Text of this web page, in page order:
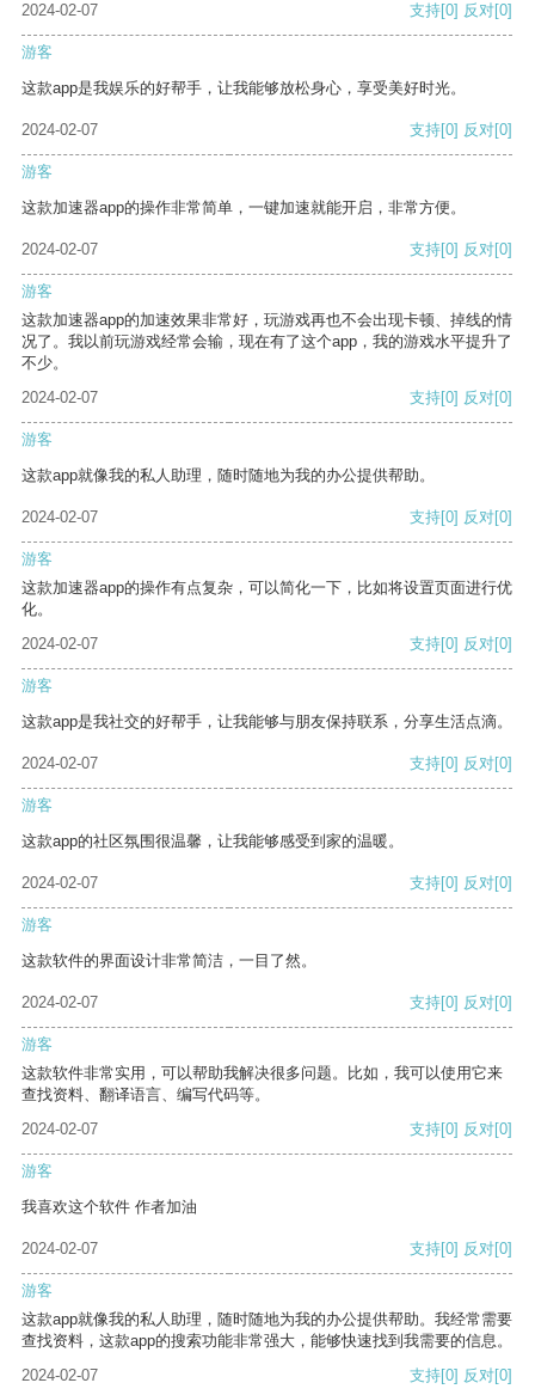
2024-02-07
支持[0] 反对[0]
游客
这款app是我娱乐的好帮手，让我能够放松身心，享受美好时光。
2024-02-07 支持[0] 反对[0]
游客
这款加速器app的操作非常简单，一键加速就能开启，非常方便。
2024-02-07 支持[0] 反对[0]
游客
这款加速器app的加速效果非常好，玩游戏再也不会出现卡顿、掉线的情
况了。我以前玩游戏经常会输，现在有了这个app，我的游戏水平提升了
不少。
2024-02-07
支持[0] 反对[0]
游客
这款app就像我的私人助理，随时随地为我的办公提供帮助。
2024-02-07 支持[0] 反对[0]
游客
这款加速器app的操作有点复杂，可以简化一下，比如将设置页面进行优
化。
2024-02-07
支持[0] 反对[0]
游客
这款app是我社交的好帮手，让我能够与朋友保持联系，分享生活点滴。
2024-02-07 支持[0] 反对[0]
游客
这款app的社区氛围很温馨，让我能够感受到家的温暖。
2024-02-07 支持[0] 反对[0]
游客
这款软件的界面设计非常简洁，一目了然。
2024-02-07 支持[0] 反对[0]
游客
这款软件非常实用，可以帮助我解决很多问题。比如，我可以使用它来
查找资料、翻译语言、编写代码等。
2024-02-07
支持[0] 反对[0]
游客
我喜欢这个软件 作者加油
2024-02-07 支持[0] 反对[0]
游客
这款app就像我的私人助理，随时随地为我的办公提供帮助。我经常需要
查找资料，这款app的搜索功能非常强大，能够快速找到我需要的信息。
2024-02-07
支持[0] 反对[0]